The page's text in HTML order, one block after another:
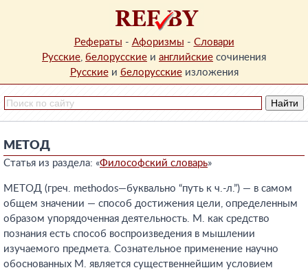
Рефераты - Афоризмы - Словари
Русские, белорусские и английские сочинения
Русскиеи белорусскиеизложения
МЕТОД
Статья из раздела: «Философский словарь»
МЕТОД (греч. methodos—буквально “путь к ч.-л.”) — в самом
общем значении — способ достижения цели, определенным
образом упорядоченная деятельность. М. как средство
познания есть способ воспроизведения в мышлении
изучаемого предмета. Сознательное применение научно
обоснованных М. является существеннейшим условием